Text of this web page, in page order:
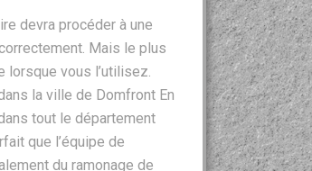
devra procéder à une
Mais le plus
lorsque vous l’utilisez.
la ville de Domfront En
tout le département
que l’équipe de
du ramonage de